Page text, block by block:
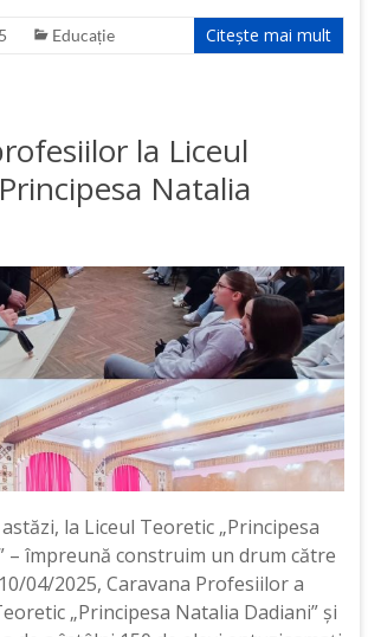
Educație Citește mai mult
la Liceul
Natalia
la Liceul Teoretic „Principesa
– împreună construim un drum către
04/2025, Caravana Profesiilor a
„Principesa Natalia Dadiani” și